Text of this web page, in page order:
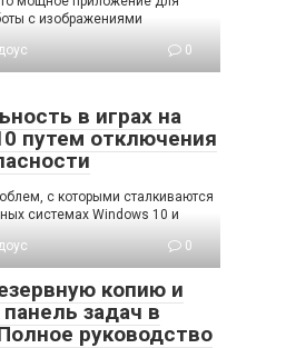
с изображениями
0
в играх на
путем отключения
с которыми сталкиваются
системах Windows 10 и
0
копию и
задач в
руководство